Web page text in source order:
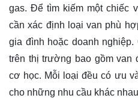
gas. Để tìm kiếm một chiếc
cần xác định loại van phù
gia đình hoặc doanh
trên thị trường bao gồm van
cơ học. Mỗi loại đều có ưu
cho những nhu cầu khác